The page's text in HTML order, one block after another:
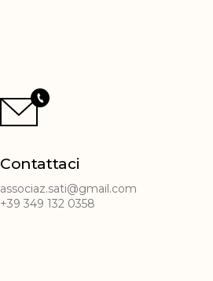
Contattaci
associaz.sati@gmail.com
+39 349 132 0358